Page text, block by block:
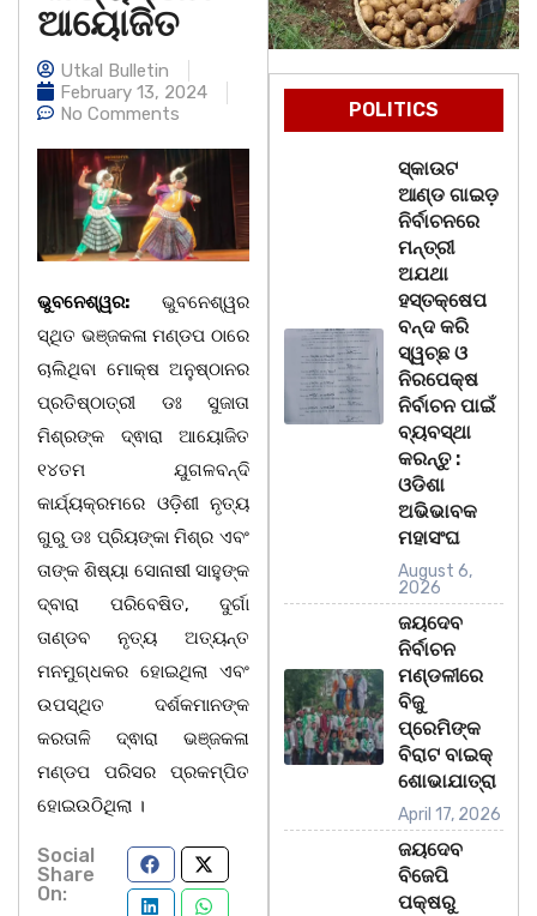
ଆୟୋଜିତ
Utkal Bulletin
February 13, 2024
No Comments
ଭୁବନେଶ୍ୱର: ଭୁବନେଶ୍ୱର
ସ୍ଥିତ ଭଞ୍ଜକଳା ମଣ୍ଡପ ଠାରେ
ଚାଲିଥିବା ମୋକ୍ଷ ଅନୁଷ୍ଠାନର
ପ୍ରତିଷ୍ଠାତ୍ରୀ ଡଃ ସୁଜାତା
ମିଶ୍ରଙ୍କ ଦ୍ଵାରା ଆୟୋଜିତ
୧୪ତମ ଯୁଗଳବନ୍ଦି
କାର୍ଯ୍ୟକ୍ରମରେ ଓଡ଼ିଶୀ ନୃତ୍ୟ
ଗୁରୁ ଡଃ ପ୍ରିୟଙ୍କା ମିଶ୍ର ଏବଂ
ତାଙ୍କ ଶିଷ୍ୟା ସୋନାଷୀ ସାହୁଙ୍କ
ଦ୍ବାରା ପରିବେଷିତ, ଦୁର୍ଗା
ତାଣ୍ଡବ ନୃତ୍ୟ ଅତ୍ୟନ୍ତ
ମନମୁଗ୍ଧକର ହୋଇଥିଲା ଏବଂ
ଉପସ୍ଥିତ ଦର୍ଶକମାନଙ୍କ
କରତାଳି ଦ୍ଵାରା ଭଞ୍ଜକଳା
ମଣ୍ଡପ ପରିସର ପ୍ରକମ୍ପିତ
ହୋଇଉଠିଥିଲା ।
Social
Share
On:
POLITICS
ସ୍କାଉଟ
ଆଣ୍ଡ ଗାଇଡ଼
ନିର୍ବାଚନରେ
ମନ୍ତ୍ରୀ
ଅଯଥା
ହସ୍ତକ୍ଷେପ
ବନ୍ଦ କରି
ସ୍ୱଚ୍ଛ ଓ
ନିରପେକ୍ଷ
ନିର୍ବାଚନ ପାଇଁ
ବ୍ୟବସ୍ଥା
କରନ୍ତୁ :
ଓଡିଶା
ଅଭିଭାବକ
ମହାସଂଘ
August 6,
2026
ଜୟଦେବ
ନିର୍ବାଚନ
ମଣ୍ଡଳୀରେ
ବିଜୁ
ପ୍ରେମିଙ୍କ
ବିରାଟ ବାଇକ୍
ଶୋଭାଯାତ୍ରା
April 17, 2026
ଜୟଦେବ
ବିଜେପି
ପକ୍ଷରୁ